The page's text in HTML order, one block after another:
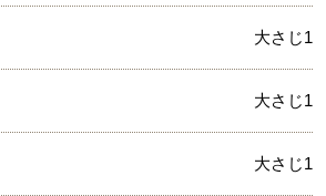
大さじ1
大さじ1
大さじ1